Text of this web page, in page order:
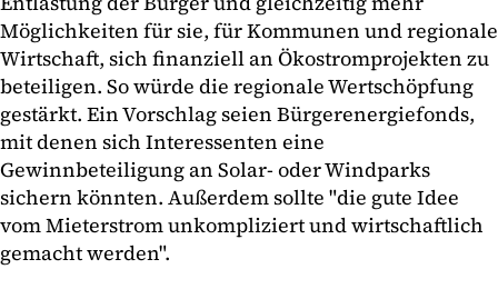
Möglichkeiten für sie, für Kommunen und regionale
Wirtschaft, sich finanziell an Ökostromprojekten zu
beteiligen. So würde die regionale Wertschöpfung
gestärkt. Ein Vorschlag seien Bürgerenergiefonds,
mit denen sich Interessenten eine
Gewinnbeteiligung an Solar- oder Windparks
sichern könnten. Außerdem sollte "die gute Idee
vom Mieterstrom unkompliziert und wirtschaftlich
gemacht werden".